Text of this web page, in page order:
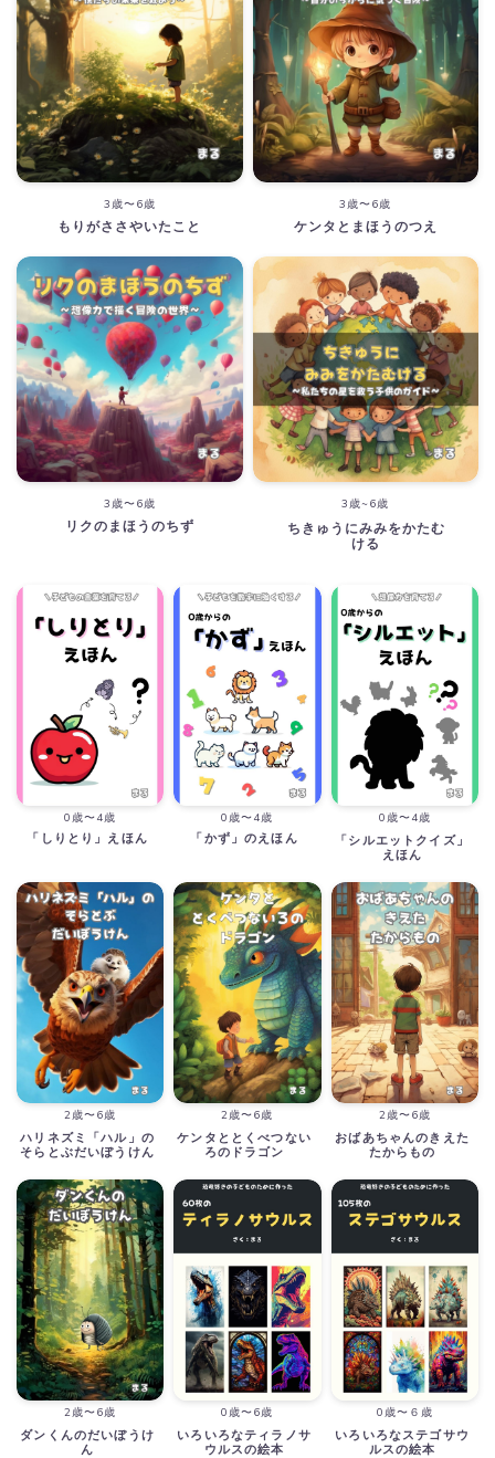
3歳〜6歳
もりがささやいたこと
3歳〜6歳
ケンタとまほうのつえ
3歳〜6歳
リクのまほうのちず
3歳~6歳
ちきゅうにみみをかたむ
ける
0歳〜4歳
「しりとり」えほん
0歳〜4歳
「かず」のえほん
0歳〜4歳
「シルエットクイズ」
えほん
2歳〜6歳
ハリネズミ「ハル」の
そらとぶだいぼうけん
2歳〜6歳
ケンタととくべつない
ろのドラゴン
2歳〜6歳
おばあちゃんのきえた
たからもの
2歳〜6歳
ダンくんのだいぼうけ
ん
0歳〜6歳
いろいろなティラノサ
ウルスの絵本
0歳〜６歳
いろいろなステゴサウ
ルスの絵本